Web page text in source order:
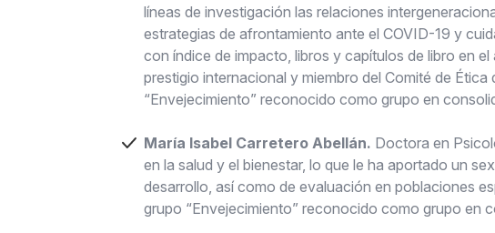
líneas de investigación las relaciones
estrategias de afrontamiento ante el COVID-19 y
con índice de impacto, libros y capítulos de libro en
prestigio internacional y miembro del Comité de
“Envejecimiento” reconocido como grupo en
María Isabel Carretero Abellán. Doctora en
en la salud y el bienestar, lo que le ha aportado un
desarrollo, así como de evaluación en poblaciones
grupo “Envejecimiento” reconocido como grupo en